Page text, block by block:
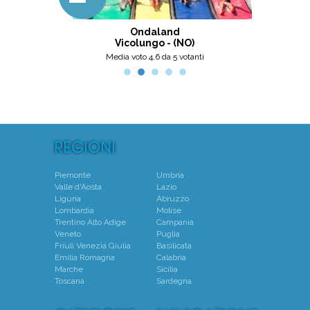
meglio, secondo me.
Ondaland
Vicolungo - (NO)
Media voto 4,6 da 5 votanti
Piemonte
Valle d'Aosta
Liguria
Lombardia
Trentino Alto Adige
Veneto
Friuli Venezia Giulia
Emilia Romagna
Marche
Toscana
Umbria
Lazio
Abruzzo
Molise
Campania
Puglia
Basilicata
Calabria
Sicilia
Sardegna